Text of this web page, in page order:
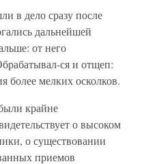
в дело сразу после
дальнейшей
от него
ся и отщеп:
более мелких осколков.
крайне
о высоком
о существовании
приемов